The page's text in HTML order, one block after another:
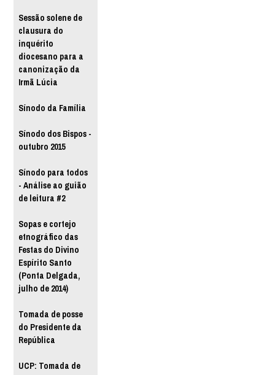
Sessão solene de
clausura do
inquérito
diocesano para a
canonização da
Irmã Lúcia
Sínodo da Família
Sínodo dos Bispos -
outubro 2015
Sínodo para todos
- Análise ao guião
de leitura #2
Sopas e cortejo
etnográfico das
Festas do Divino
Espírito Santo
(Ponta Delgada,
julho de 2014)
Tomada de posse
do Presidente da
República
UCP: Tomada de